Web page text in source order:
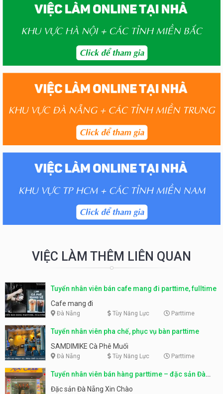
VIỆC LÀM THÊM LIÊN QUAN
Tuyển nhân viên bán cafe mang đi parttime, fulltime
Cafe mang đi
Đà Nẵng Tùy Năng Lực Parttime
Tuyển nhân viên pha chế, phục vụ bàn parttime
SAMDIMIKE Cà Phê Muối
Đà Nẵng Tùy Năng Lực Parttime
Tuyển nhân viên bán hàng parttime – đặc sản Đà
Nẵng
Đặc sản Đà Nẵng Xin Chào